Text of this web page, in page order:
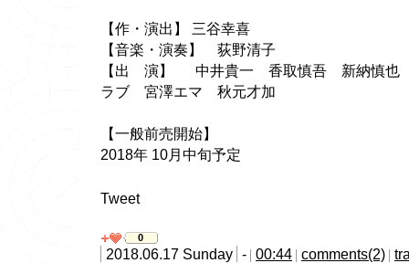
【作・演出】 三谷幸喜
【音楽・演奏】 荻野清子
【出 演】 中井貴一 香取慎吾 新納慎也
ラブ 宮澤エマ 秋元才加
【一般前売開始】
2018年 10月中旬予定
Tweet
0
2018.06.17 Sunday - 00:44 comments(2)